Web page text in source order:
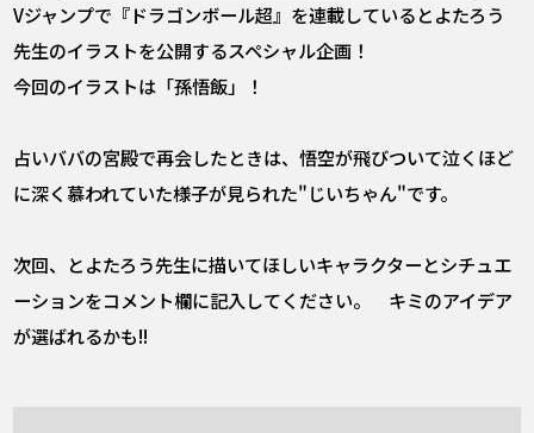
Vジャンプで『ドラゴンボール超』を連載しているとよたろう
先生のイラストを公開するスペシャル企画！
今回のイラストは「孫悟飯」！
占いババの宮殿で再会したときは、悟空が飛びついて泣くほど
に深く慕われていた様子が見られた"じいちゃん"です。
次回、とよたろう先生に描いてほしいキャラクターとシチュエ
ーションをコメント欄に記入してください。 キミのアイデア
が選ばれるかも!!